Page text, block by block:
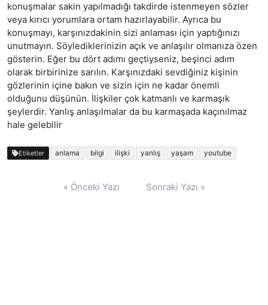
konuşmalar sakin yapılmadığı takdirde istenmeyen sözler
veya kırıcı yorumlara ortam hazırlayabilir. Ayrıca bu
konuşmayı, karşınızdakinin sizi anlaması için yaptığınızı
unutmayın. Söylediklerinizin açık ve anlaşılır olmanıza özen
gösterin. Eğer bu dört adımı geçtiyseniz, beşinci adım
olarak birbirinize sarılın. Karşınızdaki sevdiğiniz kişinin
gözlerinin içine bakın ve sizin için ne kadar önemli
olduğunu düşünün. İlişkiler çok katmanlı ve karmaşık
şeylerdir. Yanlış anlaşılmalar da bu karmaşada kaçınılmaz
hale gelebilir
Etiketler anlama bilgi ilişki yanlış yaşam youtube
« Önceki Yazı Sonraki Yazı »